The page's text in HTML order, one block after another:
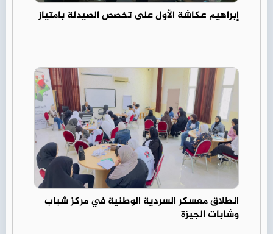
إبراهيم عكاشة الأول على تخصص الصيدلة بامتياز
انطلاق معسكر السردية الوطنية في مركز شباب
وشابات الجيزة